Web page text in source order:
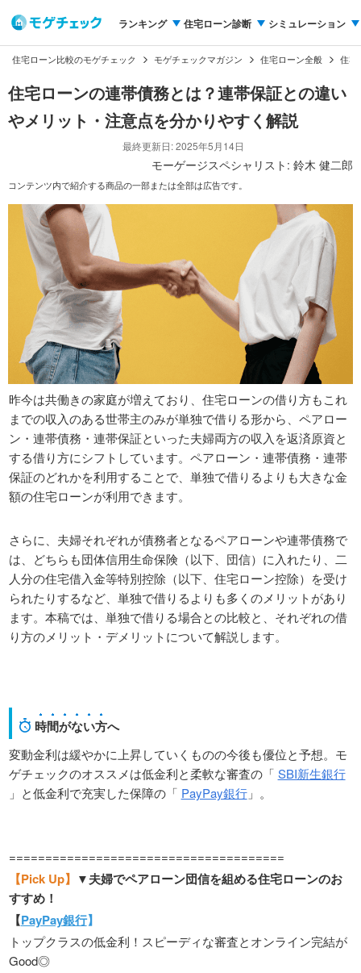
ランキング 住宅ローン診断 シミュレーション
住宅ローン比較のモゲチェック モゲチェックマガジン 住宅ローン全般 住宅
住宅ローンの連帯債務とは？連帯保証との違い
やメリット・注意点を分かりやすく解説
最終更新日: 2025年5月14日
モーゲージスペシャリスト: 鈴木 健二郎
コンテンツ内で紹介する商品の一部または全部は広告です。
昨今は共働きの家庭が増えており、住宅ローンの借り方もこれ
までの収入のある世帯主のみが単独で借りる形から、ペアロー
ン・連帯債務・連帯保証といった夫婦両方の収入を返済原資と
する借り方にシフトしています。ペアローン・連帯債務・連帯
保証のどれかを利用することで、単独で借りるよりも大きな金
額の住宅ローンが利用できます。
さらに、夫婦それぞれが債務者となるペアローンや連帯債務で
は、どちらも団体信用生命保険（以下、団信）に入れたり、二
人分の住宅借入金等特別控除（以下、住宅ローン控除）を受け
られたりするなど、単独で借りるよりも多くのメリットがあり
ます。本稿では、単独で借りる場合との比較と、それぞれの借
り方のメリット・デメリットについて解説します。
時間がない方へ
変動金利は緩やかに上昇していくものの今後も優位と予想。モ
ゲチェックのオススメは低金利と柔軟な審査の「 SBI新生銀行
」と低金利で充実した保障の「 PayPay銀行」。
======================================
【Pick Up】 ▼夫婦でペアローン団信を組める住宅ローンのお
すすめ！
【PayPay銀行】
トップクラスの低金利！スピーディな審査とオンライン完結が
Good◎